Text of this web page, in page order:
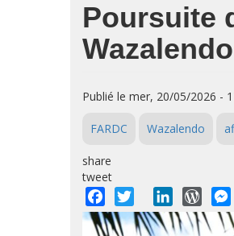
Poursuite
Publié le mer, 20/05/2026 -
FARDC Wazalendo
share
tweet
Facebook
Twitter LinkedIn